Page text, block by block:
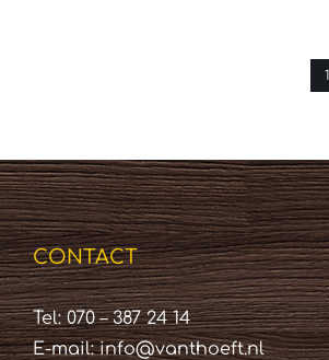
1
CONTACT
Tel: 070 – 387 24 14
E-mail:info@vanthoeft.nl